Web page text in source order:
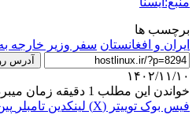
برچسب ها
ایران و افغانستان سفر وزیر خارجه
آدرس
۱۴۰۲/۱۱/۱۰
خواندن این مطلب 1 دقیقه زمان میبرد
فیس بوک توییتر (X) لینکدین ‫تامبلر